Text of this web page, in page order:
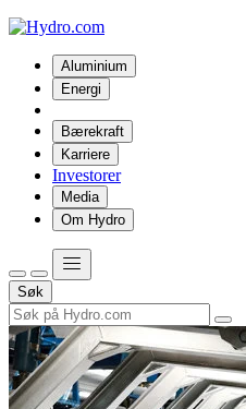
Aluminium
Energi
Bærekraft
Karriere
Investorer
Media
Om Hydro
Søk